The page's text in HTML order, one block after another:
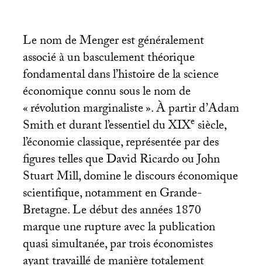
Le nom de Menger est généralement
associé à un basculement théorique
fondamental dans l’histoire de la science
économique connu sous le nom de
«révolution marginaliste». À partir d’Adam
Smith et durant l’essentiel duXIXesiècle,
l’économie classique, représentée par des
figures telles que David Ricardo ou John
Stuart Mill, domine le discours économique
scientifique, notamment en Grande-
Bretagne. Le début des années 1870
marque une rupture avec la publication
quasi simultanée, par trois économistes